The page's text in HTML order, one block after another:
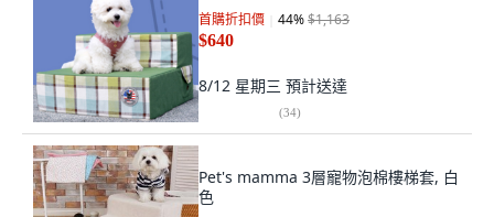
首購折扣價 44%$1,163
$640
8/12 星期三 預計送達
(34)
Pet's mamma 3層寵物泡棉樓梯套, 白
色